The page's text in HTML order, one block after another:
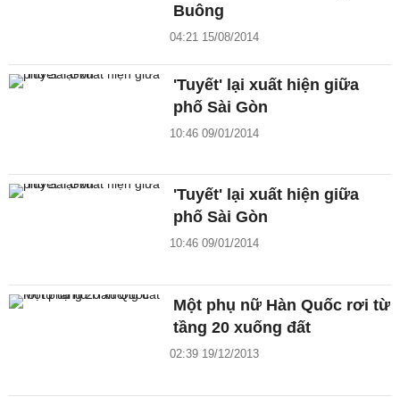
Buông
04:21 15/08/2014
'Tuyết' lại xuất hiện giữa
phố Sài Gòn
10:46 09/01/2014
'Tuyết' lại xuất hiện giữa
phố Sài Gòn
10:46 09/01/2014
Một phụ nữ Hàn Quốc rơi từ
tầng 20 xuống đất
02:39 19/12/2013